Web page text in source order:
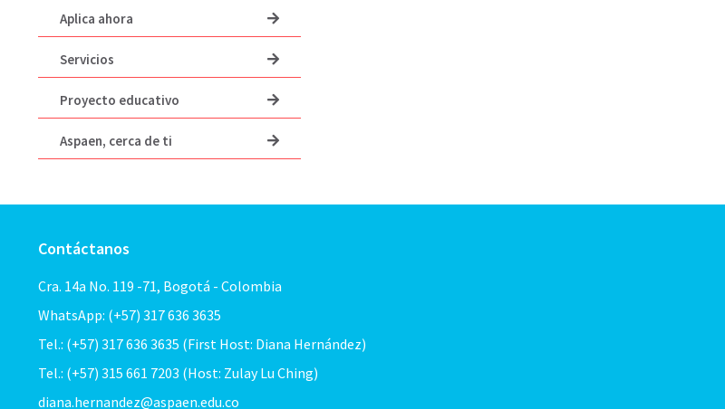
Aplica ahora
Servicios
Proyecto educativo
Aspaen, cerca de ti
Contáctanos
Cra. 14a No. 119 -71, Bogotá - Colombia
WhatsApp: (+57) 317 636 3635
Tel.: (+57) 317 636 3635 (First Host: Diana Hernández)
Tel.: (+57) 315 661 7203 (Host: Zulay Lu Ching)
diana.hernandez@aspaen.edu.co